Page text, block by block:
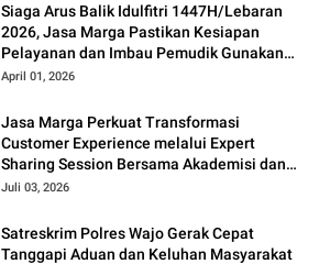
Siaga Arus Balik Idulfitri 1447H/Lebaran
2026, Jasa Marga Pastikan Kesiapan
Pelayanan dan Imbau Pemudik Gunakan
Rest Area Alternatif
April 01, 2026
Jasa Marga Perkuat Transformasi
Customer Experience melalui Expert
Sharing Session Bersama Akademisi dan
Praktisi
Juli 03, 2026
Satreskrim Polres Wajo Gerak Cepat
Tanggapi Aduan dan Keluhan Masyarakat